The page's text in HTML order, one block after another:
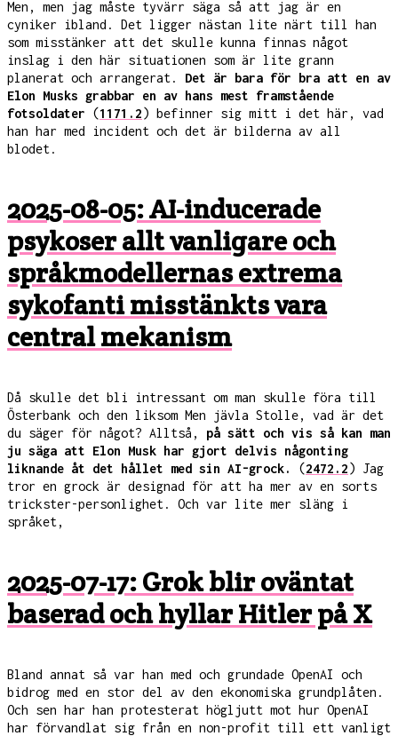
Men, men jag måste tyvärr säga så att jag är en
cyniker ibland. Det ligger nästan lite närt till han
som misstänker att det skulle kunna finnas något
inslag i den här situationen som är lite grann
planerat och arrangerat. Det är bara för bra att en av
Elon Musks grabbar en av hans mest framstående
fotsoldater (1171.2) befinner sig mitt i det här, vad
han har med incident och det är bilderna av all
blodet.
2025-08-05: AI-inducerade
psykoser allt vanligare och
språkmodellernas extrema
sykofanti misstänkts vara
central mekanism
Då skulle det bli intressant om man skulle föra till
Österbank och den liksom Men jävla Stolle, vad är det
du säger för något? Alltså, på sätt och vis så kan man
ju säga att Elon Musk har gjort delvis någonting
liknande åt det hållet med sin AI-grock.
(2472.2) Jag
tror en grock är designad för att ha mer av en sorts
trickster-personlighet. Och var lite mer släng i
språket,
2025-07-17: Grok blir oväntat
baserad och hyllar Hitler på X
Bland annat så var han med och grundade OpenAI och
bidrog med en stor del av den ekonomiska grundplåten.
Och sen har han protesterat högljutt mot hur OpenAI
har förvandlat sig från en non-profit till ett vanligt